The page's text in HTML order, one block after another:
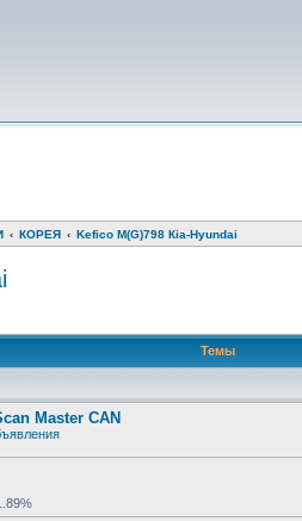
КОРЕЯ Kefico M(G)798 Кia-Hyundai
Темы
Master CAN